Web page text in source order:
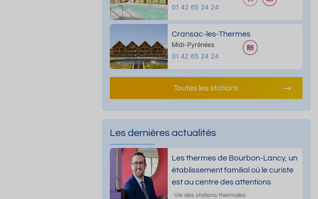
01 42 65 24 24
Cransac-les-Thermes
Midi-Pyrénées
01 42 65 24 24
Toutes les stations
Les dernières actualités
Les thermes de Bourbon-Lancy, un
établissement familial où le curiste
est au centre des attentions
Vie des stations thermales